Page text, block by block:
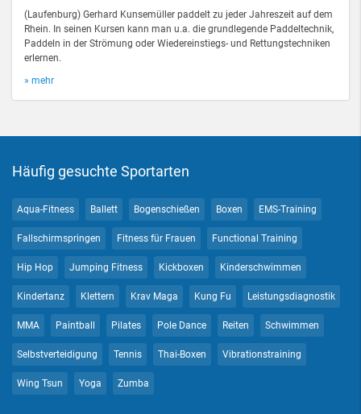
(Laufenburg) Gerhard Kunsemüller paddelt zu jeder Jahreszeit auf dem
Rhein. In seinen Kursen kann man u.a. die grundlegende Paddeltechnik,
Paddeln in der Strömung oder Wiedereinstiegs- und Rettungstechniken
erlernen.
» mehr
Häufig gesuchte Sportarten
Aqua-Fitness Ballett Bogenschießen Boxen EMS-Training
Fallschirmspringen Fitness für Frauen Functional Training
Hip Hop Jumping Fitness Kickboxen Kinderschwimmen
Kindertanz Klettern Krav Maga Kung Fu Leistungsdiagnostik
MMA Paintball Pilates Pole Dance Reiten Schwimmen
Selbstverteidigung Tennis Thai-Boxen Vibrationstraining
Wing Tsun Yoga Zumba